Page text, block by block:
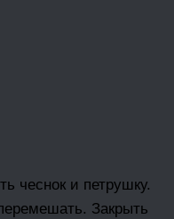
чеснок и петрушку.
Закрыть